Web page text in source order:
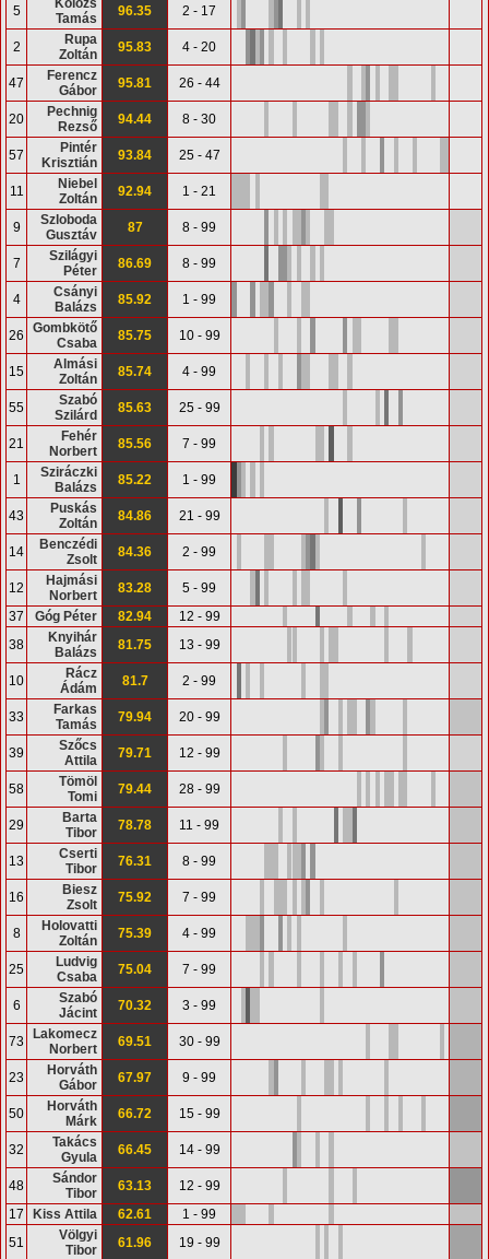
5
Tamás
96.35 2 - 17
2
Rupa
Zoltán
95.83 4 - 20
47
Ferencz
Gábor
95.81 26 - 44
20
Pechnig
Rezső
94.44 8 - 30
57
Pintér
Krisztián
93.84 25 - 47
11
Niebel
Zoltán
92.94 1 - 21
9
Szloboda
Gusztáv
87 8 - 99
7
Szilágyi
Péter
86.69 8 - 99
4
Csányi
Balázs
85.92 1 - 99
26
Gombkötő
Csaba
85.75 10 - 99
15
Almási
Zoltán
85.74 4 - 99
55
Szabó
Szilárd
85.63 25 - 99
21
Fehér
Norbert
85.56 7 - 99
1
Sziráczki
Balázs
85.22 1 - 99
43
Puskás
Zoltán
84.86 21 - 99
14
Benczédi
Zsolt
84.36 2 - 99
12
Hajmási
Norbert
83.28
5 - 99
37
Góg Péter 82.94
12 - 99
38
Knyihár
Balázs
81.75 13 - 99
10
Rácz
Ádám
81.7 2 - 99
33
Farkas
Tamás
79.94 20 - 99
39
Szőcs
Attila
79.71 12 - 99
58
Tömöl
Tomi
79.44 28 - 99
29
Barta
Tibor
78.78 11 - 99
13
Cserti
Tibor
76.31 8 - 99
16
Biesz
Zsolt
75.92 7 - 99
8
Holovatti
Zoltán
75.39 4 - 99
25
Ludvig
Csaba
75.04 7 - 99
6
Szabó
Jácint
70.32 3 - 99
73
Lakomecz
Norbert
69.51 30 - 99
23
Horváth
Gábor
67.97 9 - 99
50
Horváth
Márk
66.72 15 - 99
32
Takács
Gyula
66.45 14 - 99
48
Sándor
Tibor
63.13
12 - 99
17
Kiss Attila 62.61
1 - 99
51
Völgyi
Tibor
61.96 19 - 99